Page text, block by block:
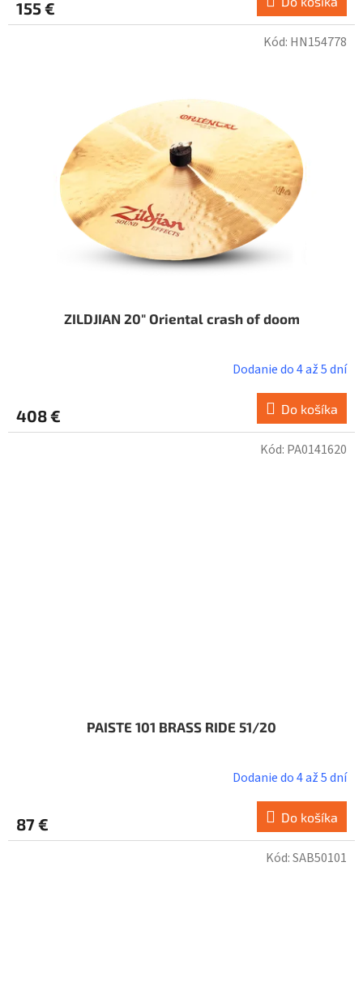
155 €
ZILDJIAN 20" Oriental crash of doom
Dodanie do 4 až 5 dní
408 € Do košíka
Kód: HN154778
PAISTE 101 BRASS RIDE 51/20
Dodanie do 4 až 5 dní
87 € Do košíka
Kód: PA0141620
Kód:SAB50101